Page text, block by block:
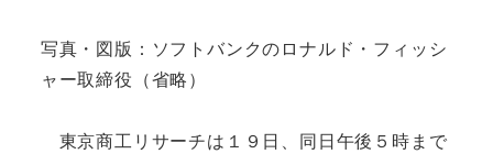
写真・図版：ソフトバンクのロナルド・フィッシ
ャー取締役（省略）
東京商工リサーチは１９日、同日午後５時まで